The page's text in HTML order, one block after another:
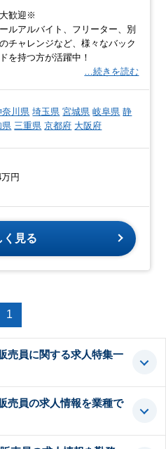
歓迎※
ルアルバイト、フリーター、別
チャレンジなど、様々なバック
を持つ方が活躍中！
…続きを読む
奈川県 埼玉県 宮城県 岐阜県 静
県 三重県 京都府 大阪府
円
く見る
1
売員に関する求人特集一
売員の求人情報を業種で